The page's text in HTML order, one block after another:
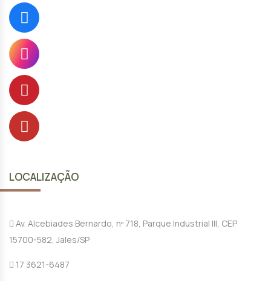
LOCALIZAÇÃO
Av. Alcebiades Bernardo, nº 718, Parque Industrial III, CEP
15700-582, Jales/SP
17 3621-6487